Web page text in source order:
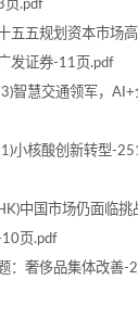
页.pdf
五五规划资本市场
发证券-11页.pdf
智慧交通领军，
小核酸创新转型-
中国市场仍面临挑
页.pdf
：奢侈品集体改善